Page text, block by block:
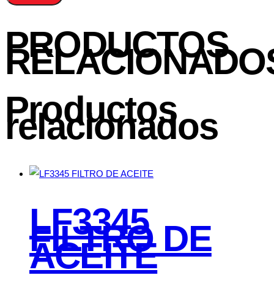
PRODUCTOS
Productos
relacionados
LF3345
FILTRO DE
ACEITE